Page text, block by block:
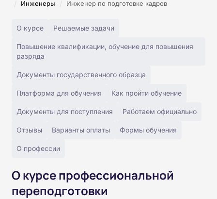
/ Инженеры / Инженер по подготовке кадров
О курсе Решаемые задачи
Повышение квалификации, обучение для повышения
разряда
Документы государственного образца
Платформа для обучения Как пройти обучение
Документы для поступления Работаем официально
Отзывы Варианты оплаты Формы обучения
О профессии
О курсе профессиональной
переподготовки